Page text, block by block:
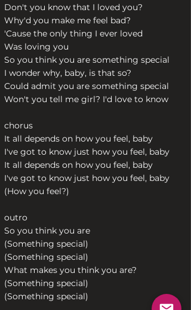
Don't you know that I loved you?
Why'd you make me feel bad?
'Cause the only thing I ever loved
Was loving you
So you think you are something special
I wonder why, baby, is that so?
Could admit you are something special
Won't you tell me girl? I'd love to know
chorus
It all depends on how you feel, baby
I've got to know just how you feel, baby
It all depends on how you feel, baby
I've got to know just how you feel, baby
(How you feel?)
outro
So you think you are
(Something special)
(Something special)
What makes you think you are?
(Something special)
(Something special)